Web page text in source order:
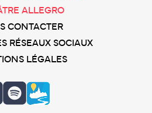
ALLEGRO
CONTACTER
RÉSEAUX SOCIAUX
LÉGALES